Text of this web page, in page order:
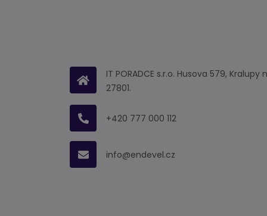
IT PORADCE s.r.o. Husova 579, Kralupy
27801.
+420 777 000 112
info@endevel.cz